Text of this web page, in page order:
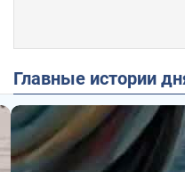
Главные истории